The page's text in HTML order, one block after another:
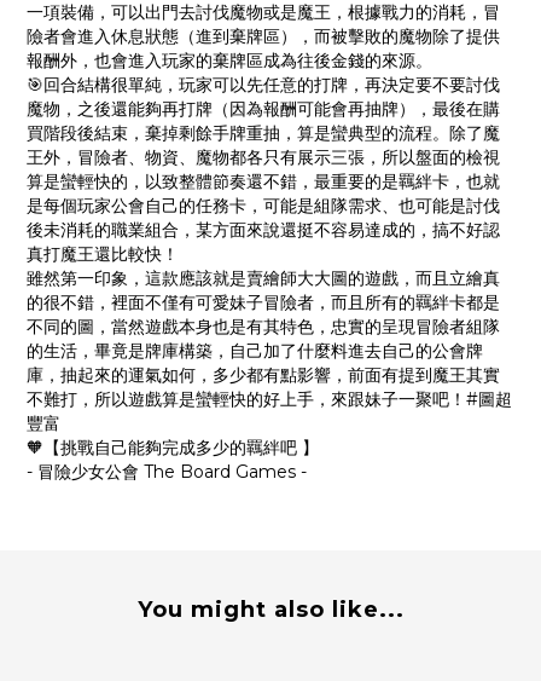
一項裝備，可以出門去討伐魔物或是魔王，根據戰力的消耗，冒
險者會進入休息狀態（進到棄牌區），而被擊敗的魔物除了提供
報酬外，也會進入玩家的棄牌區成為往後金錢的來源。
🎯回合結構很單純，玩家可以先任意的打牌，再決定要不要討伐
魔物，之後還能夠再打牌（因為報酬可能會再抽牌），最後在購
買階段後結束，棄掉剩餘手牌重抽，算是蠻典型的流程。除了魔
王外，冒險者、物資、魔物都各只有展示三張，所以盤面的檢視
算是蠻輕快的，以致整體節奏還不錯，最重要的是羈絆卡，也就
是每個玩家公會自己的任務卡，可能是組隊需求、也可能是討伐
後未消耗的職業組合，某方面來說還挺不容易達成的，搞不好認
真打魔王還比較快！
雖然第一印象，這款應該就是賣繪師大大圖的遊戲，而且立繪真
的很不錯，裡面不僅有可愛妹子冒險者，而且所有的羈絆卡都是
不同的圖，當然遊戲本身也是有其特色，忠實的呈現冒險者組隊
的生活，畢竟是牌庫構築，自己加了什麼料進去自己的公會牌
庫，抽起來的運氣如何，多少都有點影響，前面有提到魔王其實
不難打，所以遊戲算是蠻輕快的好上手，來跟妹子一聚吧！#圖超
豐富
🧡【挑戰自己能夠完成多少的羈絆吧 】
- 冒險少女公會 The Board Games -
You might also like...